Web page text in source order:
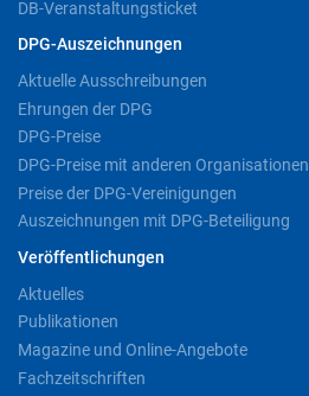
DB-Veranstaltungsticket
DPG-Auszeichnungen
Aktuelle Ausschreibungen
Ehrungen der DPG
DPG-Preise
DPG-Preise mit anderen Organisationen
Preise der DPG-Vereinigungen
Auszeichnungen mit DPG-Beteiligung
Veröffentlichungen
Aktuelles
Publikationen
Magazine und Online-Angebote
Fachzeitschriften